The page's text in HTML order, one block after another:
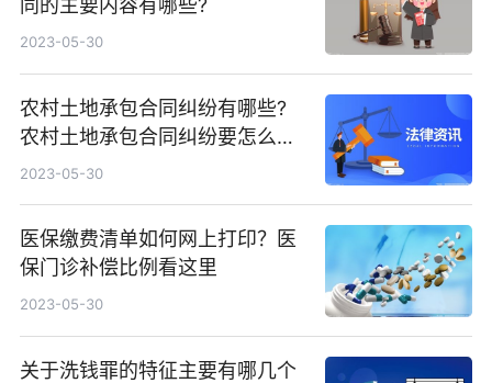
同的主要内容有哪些?
2023-05-30
农村土地承包合同纠纷有哪些?
农村土地承包合同纠纷要怎么处
理?
2023-05-30
医保缴费清单如何网上打印？医
保门诊补偿比例看这里
2023-05-30
关于洗钱罪的特征主要有哪几个